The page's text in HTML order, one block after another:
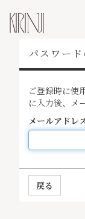
パスワー
ご登録時に使
に入力後、メ
メールアドレ
戻る